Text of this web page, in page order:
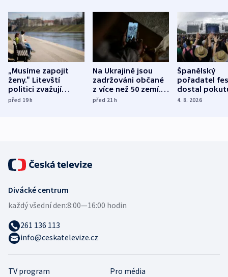
„Musíme zapojit
ženy.“ Litevští
politici zvažují
dohodu o
před 19h
Na Ukrajině jsou
zadržováni občané
z více než 50 zemí.
Bojovali na straně
před 21h
Španělský
pořadatel
dostal
nekalé
4. 8. 2026
TV program Pro média
Divácké centrum
každý všední den:8:00—16:00 hodin
261 136 113
info@ceskatelevize.cz